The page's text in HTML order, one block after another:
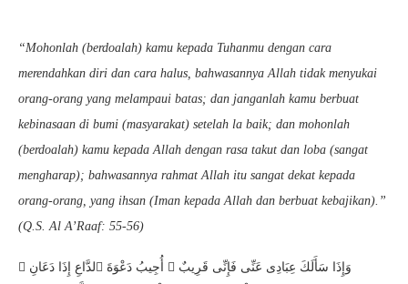
“Mohonlah (berdoalah) kamu kepada Tuhanmu dengan cara
merendahkan diri dan cara halus, bahwasannya Allah tidak menyukai
orang-orang yang melampaui batas; dan janganlah kamu berbuat
kebinasaan di bumi (masyarakat) setelah la baik; dan mohonlah
(berdoalah) kamu kepada Allah dengan rasa takut dan loba (sangat
mengharap); bahwasannya rahmat Allah itu sangat dekat kepada
orang-orang, yang ihsan (Iman kepada Allah dan berbuat kebajikan).”
(Q.S. Al A’Raaf: 55-56)
وَإِذَا سَأَلَكَ عِبَادِى عَنِّى فَإِنِّى قَرِيبٌ ۖ أُجِيبُ دَعْوَةَ ٱلدَّاعِ إِذَا دَعَانِ ۖ